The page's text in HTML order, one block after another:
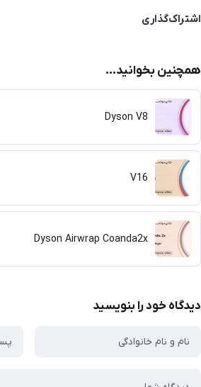
اشتراک‌گذاری
همچنین بخوانید...
Dyson V8
V16
Dyson Airwrap Coanda2x
دیدگاه خود را بنویسید